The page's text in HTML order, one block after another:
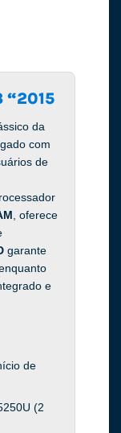
“2015
da
com
de
, oferece
garante
e
de
(2